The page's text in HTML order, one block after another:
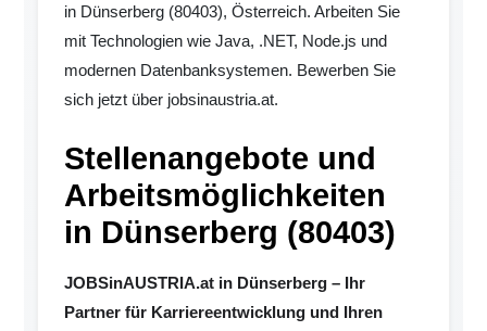
in Dünserberg (80403), Österreich. Arbeiten Sie
mit Technologien wie Java, .NET, Node.js und
modernen Datenbanksystemen. Bewerben Sie
sich jetzt über jobsinaustria.at.
Stellenangebote und
Arbeitsmöglichkeiten
in Dünserberg (80403)
JOBSinAUSTRIA.at in Dünserberg – Ihr
Partner für Karriereentwicklung und Ihren